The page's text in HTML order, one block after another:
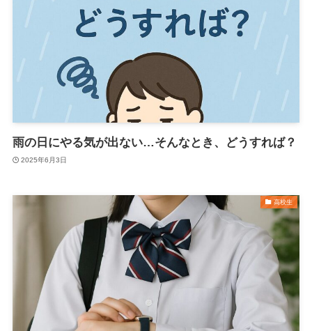
雨の日にやる気が出ない…そんなとき、どうすれば？
2025年6月3日
高校生